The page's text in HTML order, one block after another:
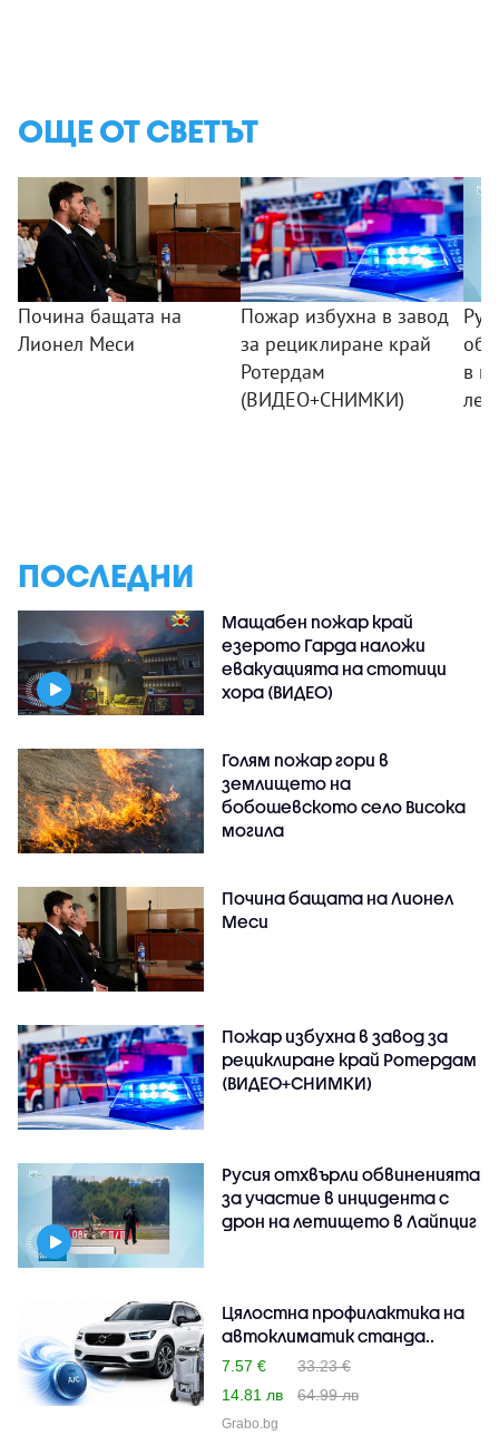
ОЩЕ ОТ СВЕТЪТ
Почина бащата на
Лионел Меси
Пожар избухна в завод
за рециклиране край
Ротердам
(ВИДЕО+СНИМКИ)
в
ПОСЛЕДНИ
Мащабен пожар край
езерото Гарда наложи
евакуацията на стотици
хора (ВИДЕО)
Голям пожар гори в
землището на
бобошевското село Висока
могила
Почина бащата на Лионел
Меси
Пожар избухна в завод за
рециклиране край Ротердам
(ВИДЕО+СНИМКИ)
Русия отхвърли обвиненията
за участие в инцидента с
дрон на летището в Лайпциг
Цялостна профилактика на
автоклиматик станда..
7.57 €
33.23 €
14.81 лв
64.99 лв
Grabo.bg